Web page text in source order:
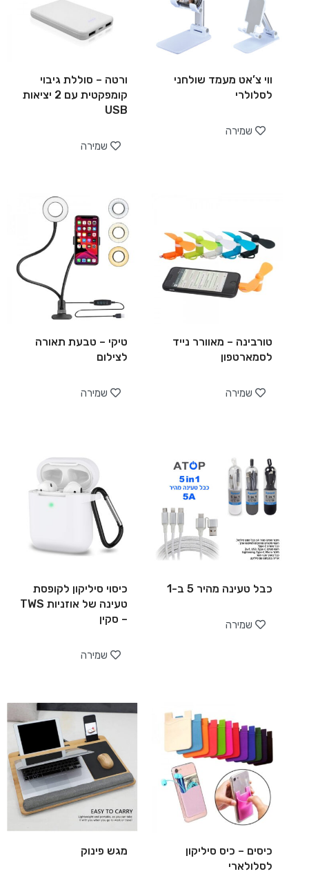
ווי צ’אט מעמד שולחני
לסלולרי
שמירה
ורטה – סוללת גיבוי
קומפקטית עם 2 יציאות
USB
שמירה
טורבינה – מאוורר נייד
לסמארטפון
שמירה
טיקי – טבעת תאורה
לצילום
שמירה
כבל טעינה מהיר 5 ב-1
שמירה
כיסוי סיליקון לקופסת
טעינה של אוזניות TWS
– סקין
שמירה
כיסים – כיס סיליקון
לסלולארי
מגש פינוק